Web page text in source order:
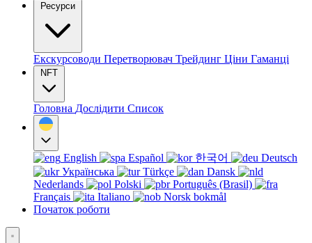
Ресурси
Екскурсоводи Перетворювач Трейдинг Ціни Гаманці
NFT
Головна Дослідити Список
English Español 한국어
Deutsch
Українська
Türkçe
Dansk
Nederlands
Polski
Português (Brasil)
Français
Italiano
Norsk bokmål
Початок роботи